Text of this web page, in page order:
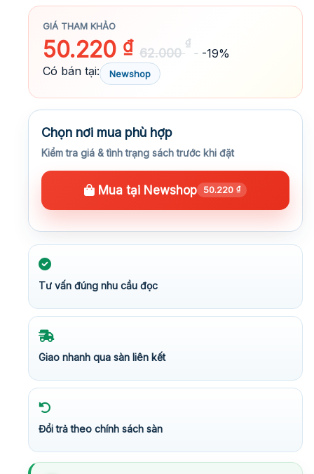
GIÁ THAM KHẢO
50.220 ₫ 62.000
₫
-19%
Có bán tại:
Newshop
Chọn nơi mua phù hợp
Kiểm tra giá & tình trạng sách trước khi đặt
Mua tại Newshop 50.220 ₫
Tư vấn đúng nhu cầu đọc
Giao nhanh qua sàn liên kết
Đổi trả theo chính sách sàn